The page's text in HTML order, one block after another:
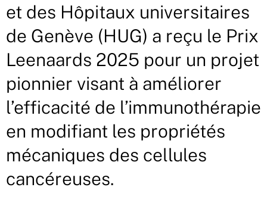
et des Hôpitaux universitaires
de Genève (HUG) a reçu le Prix
Leenaards 2025 pour un projet
pionnier visant à améliorer
l’efficacité de l’immunothérapie
en modifiant les propriétés
mécaniques des cellules
cancéreuses.